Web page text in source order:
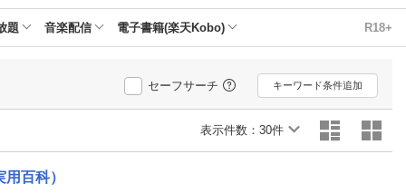
動画配信
楽天TV
動画配信ガイド
題 音楽配信 電子書籍(楽天Kobo) R18+
セーフサーチ キーワード条件追加
表示件数： 30件
百科）